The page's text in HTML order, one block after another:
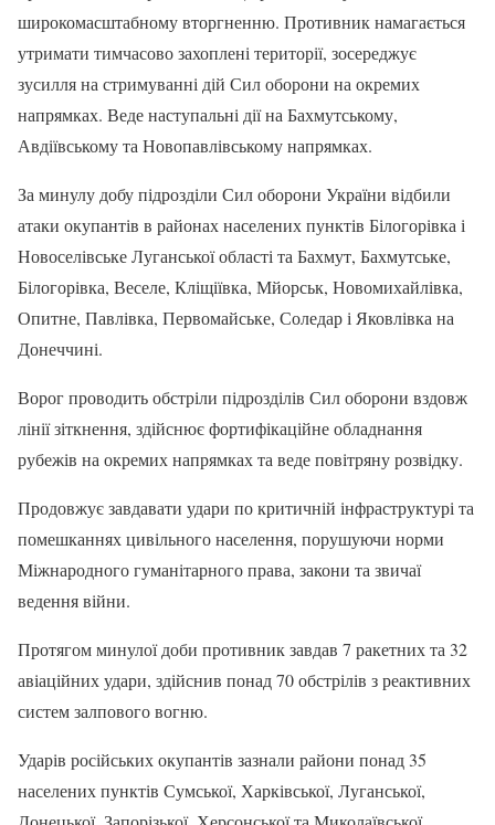
широкомасштабному вторгненню. Противник намагається
утримати тимчасово захоплені території, зосереджує
зусилля на стримуванні дій Сил оборони на окремих
напрямках. Веде наступальні дії на Бахмутському,
Авдіївському та Новопавлівському напрямках.
За минулу добу підрозділи Сил оборони України відбили
атаки окупантів в районах населених пунктів Білогорівка і
Новоселівське Луганської області та Бахмут, Бахмутське,
Білогорівка, Веселе, Кліщіївка, Мйорськ, Новомихайлівка,
Опитне, Павлівка, Первомайське, Соледар і Яковлівка на
Донеччині.
Ворог проводить обстріли підрозділів Сил оборони вздовж
лінії зіткнення, здійснює фортифікаційне обладнання
рубежів на окремих напрямках та веде повітряну розвідку.
Продовжує завдавати удари по критичній інфраструктурі та
помешканнях цивільного населення, порушуючи норми
Міжнародного гуманітарного права, закони та звичаї
ведення війни.
Протягом минулої доби противник завдав 7 ракетних та 32
авіаційних удари, здійснив понад 70 обстрілів з реактивних
систем залпового вогню.
Ударів російських окупантів зазнали райони понад 35
населених пунктів Сумської, Харківської, Луганської,